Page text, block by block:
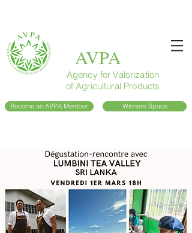
AVPA
Agency for Valorization
of Agricultural Products
Become an AVPA Member Winners Space